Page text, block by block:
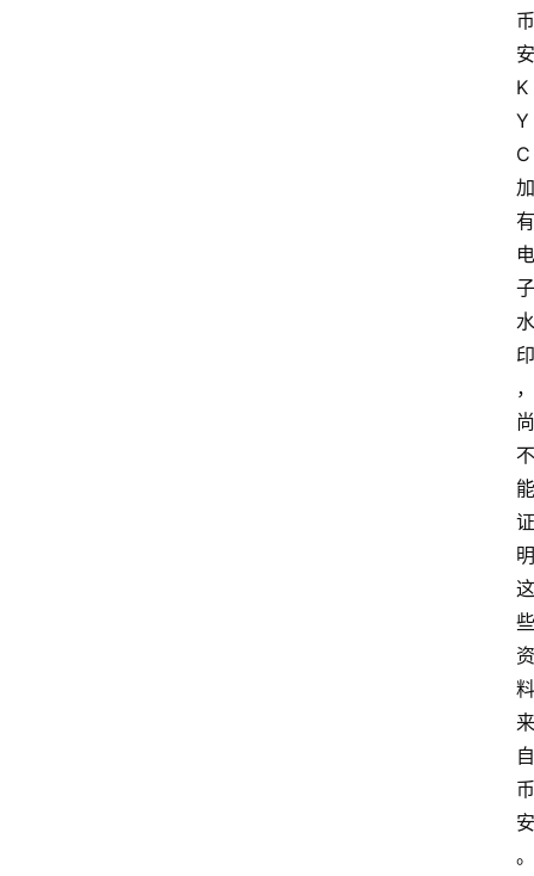
币
安
K
Y
C
加
有
电
子
水
印
，
尚
不
能
证
明
这
些
资
料
来
自
币
安
。